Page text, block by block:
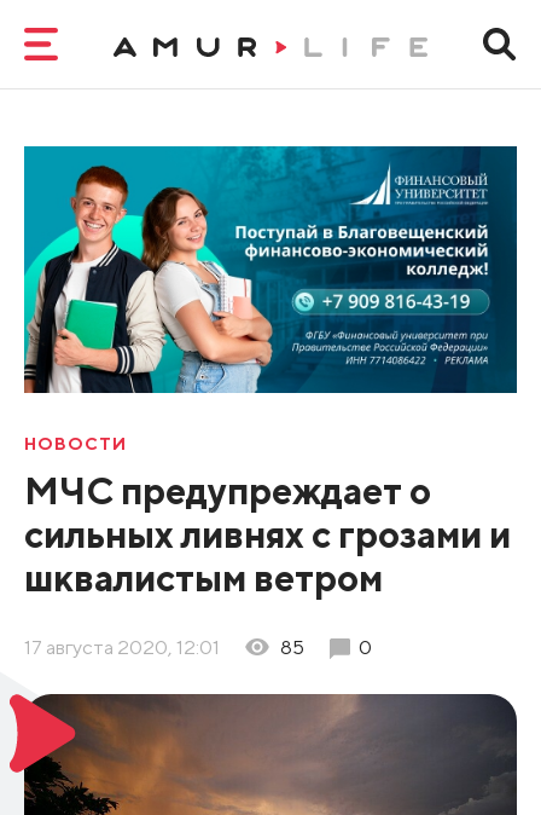
НОВОСТИ
МЧС предупреждает о
сильных ливнях с грозами и
шквалистым ветром
17 августа 2020, 12:01 85 0